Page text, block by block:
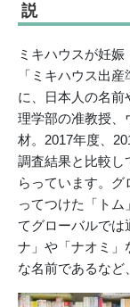
説
ミキハウスが妊
「ミキハウス出
に、日本人の名
理学部の准教授、
材。2017年度、
調査結果と比較し
らっています。
ってつけた「トム
てグローバルでは
ナ」や「ナオミ」
な名前であるなど